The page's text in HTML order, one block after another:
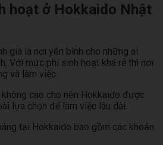
hoạt ở Hokkaido Nhật
giá là nơi yên bình cho những ai
Với mức phí sinh hoạt khá rẻ thì nơi
và làm việc.
cao cho nên Hokkaido được
lựa chọn để làm việc lâu dài.
tại Hokkaido bao gồm các khoản